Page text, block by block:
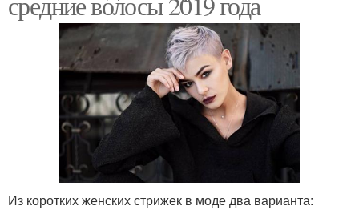
Из коротких женских стрижек в моде два варианта: